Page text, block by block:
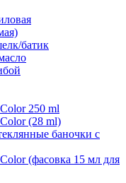
батик
250 ml
(28 ml)
баночки с
(фасовка 15 мл для